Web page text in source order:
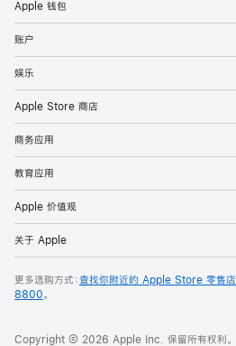
Apple 钱包
账户
娱乐
Apple Store 商店
商务应用
教育应用
Apple 价值观
关于 Apple
更多选购方式：查找你附近的 Apple Store 零售店
8800。
Copyright © 2026 Apple Inc. 保留所有权利。